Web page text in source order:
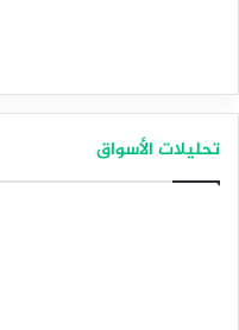
تحليلات الأسواق